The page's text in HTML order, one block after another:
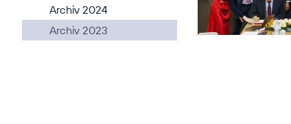
Archiv 2024
Archiv 2023